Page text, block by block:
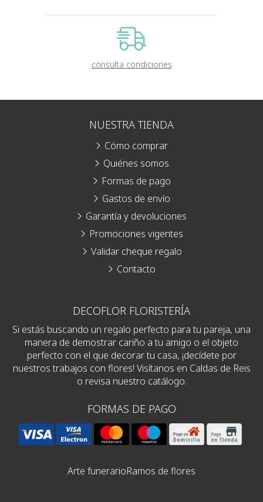
consulta condiciones
DECOFLOR FLORISTERÍA
Si estás buscando un regalo perfecto para tu pareja, una
manera de demostrar cariño a tu amigo o el objeto
perfecto con el que decorar tu casa, ¡decídete por
nuestros trabajos con flores! Visítanos en Caldas de Reis
o revisa nuestro catálogo.
FORMAS DE PAGO
NUESTRA TIENDA
Cómo comprar
Quiénes somos
Formas de pago
Gastos de envío
Garantía y devoluciones
Promociones vigentes
Validar cheque regalo
Contacto
Arte funerarioRamos de flores